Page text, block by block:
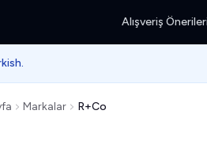
Alışveriş Önerileri
Markalar R+Co